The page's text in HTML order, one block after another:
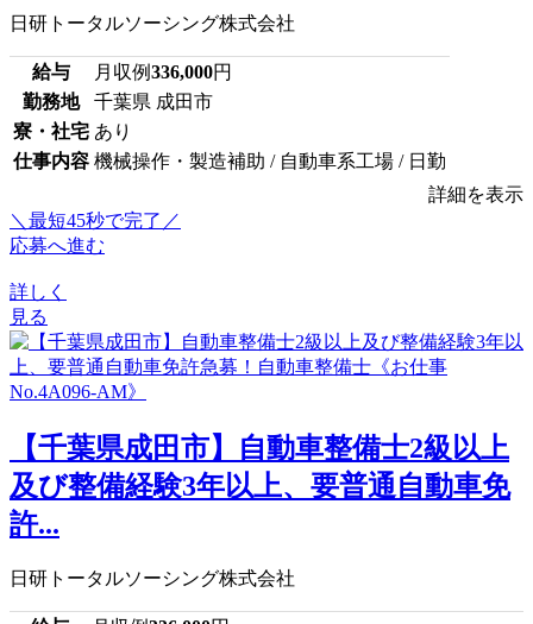
日研トータルソーシング株式会社
給与 月収例336,000円
勤務地
千葉県 成田市
寮・社宅 あり
仕事内容 機械操作・製造補助 / 自動車系工場 / 日勤
詳細を表示
＼最短45秒で完了／
応募へ進む
詳しく
見る
【千葉県成田市】自動車整備士2級以上
及び整備経験3年以上、要普通自動車免
許...
日研トータルソーシング株式会社